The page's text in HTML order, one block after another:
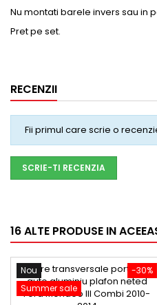
Nu montati barele invers sau in
Pret pe set.
RECENZII
Fii primul care scrie o
SCRIE-TI RECENZIA
16 ALTE PRODUSE IN
-30%
Nou
Summer sale